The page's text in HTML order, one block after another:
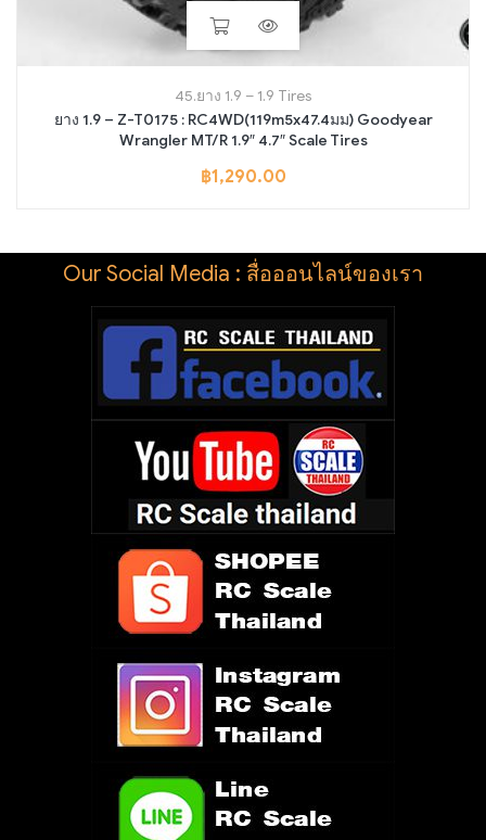
45.ยาง 1.9 – 1.9 Tires
ยาง 1.9 – Z-T0175 : RC4WD(119m5x47.4มม) Goodyear
Wrangler MT/R 1.9″ 4.7″ Scale Tires
฿1,290.00
Our Social Media : สื่อออนไลน์ของเรา